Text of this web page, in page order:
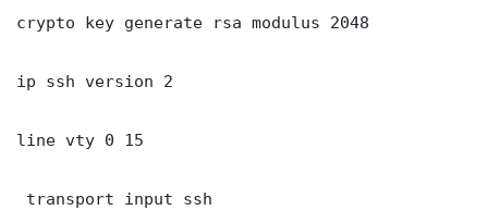
crypto key generate rsa modulus 2048
ip ssh version 2
line vty 0 15
transport input ssh